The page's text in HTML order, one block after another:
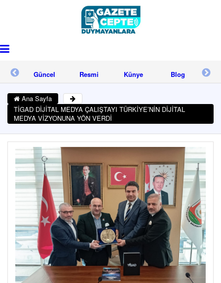
Güncel
Resmi
Reklam
Künye Blog
Ana Sayfa
TİGAD DİJİTAL MEDYA ÇALIŞTAYI TÜRKİYE’NİN DİJİTAL
MEDYA VİZYONUNA YÖN VERDİ